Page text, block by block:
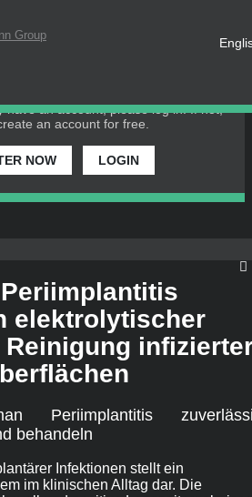
Group
have an account, please log in. If not,
an account for free.
NOW LOGIN
elektrolytischer
Reinigung
Periimplantitis
behandeln
Infektionen stellt ein
im klinischen Alltag dar. Die